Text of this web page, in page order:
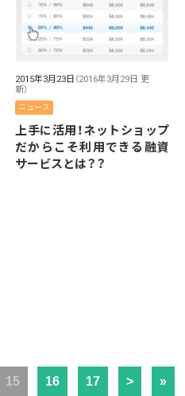
2015年3月23日 （2016年3月29日 更
新）
ニュース
上手に活用！ネットショップ
だからこそ利用できる融資
サービスとは？？
15 16 17 > »